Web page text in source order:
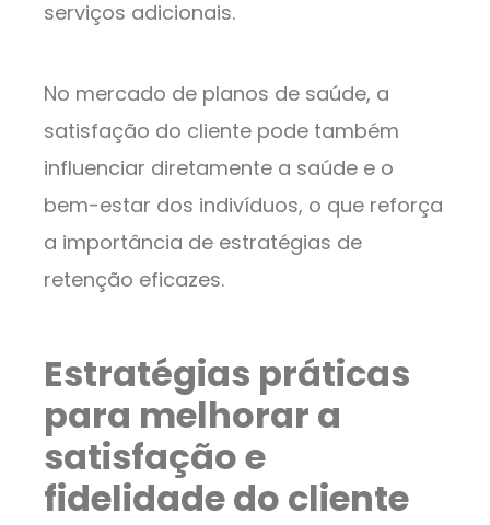
serviços adicionais.
No mercado de planos de saúde, a
satisfação do cliente pode também
influenciar diretamente a saúde e o
bem-estar dos indivíduos, o que reforça
a importância de estratégias de
retenção eficazes.
Estratégias práticas
para melhorar a
satisfação e
fidelidade do cliente